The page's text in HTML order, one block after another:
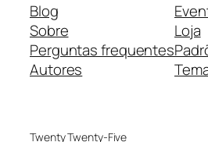
Blog
Sobre
Perguntas frequentes
Autores
Loja
Twenty Twenty-Five